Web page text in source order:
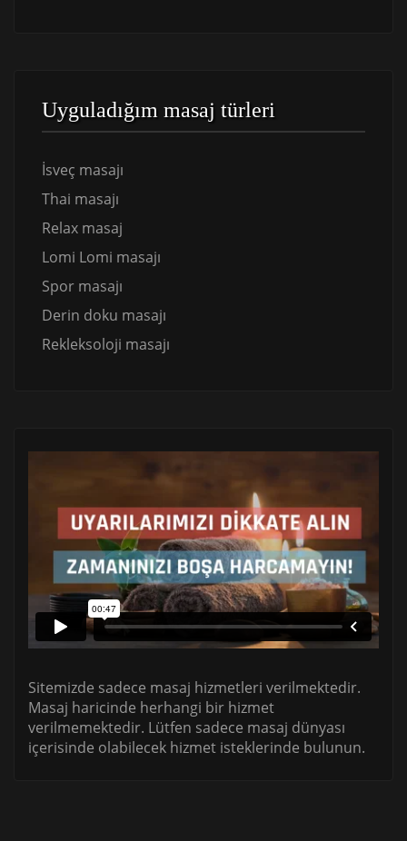
Uyguladığım masaj türleri
İsveç masajı
Thai masajı
Relax masaj
Lomi Lomi masajı
Spor masajı
Derin doku masajı
Rekleksoloji masajı
Sitemizde sadece masaj hizmetleri verilmektedir.
Masaj haricinde herhangi bir hizmet
verilmemektedir. Lütfen sadece masaj dünyası
içerisinde olabilecek hizmet isteklerinde bulunun.